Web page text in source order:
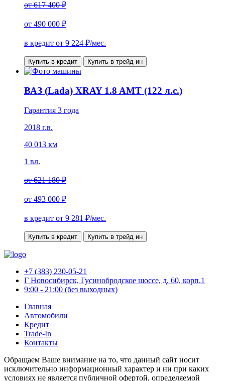
от617 400 ₽
от 490 000 ₽
в кредит от 9 224 ₽/мес.
Купить в кредит Купить в трейд ин
ВАЗ (Lada) XRAY 1.8 AMT (122 л.с.)
Гарантия 3 года
2018 г.в.
40 013 км
1 вл.
от621 180 ₽
от 493 000 ₽
в кредит от 9 281 ₽/мес.
Купить в кредит Купить в трейд ин
+7 (383) 230-05-21
Г Новосибирск, Гусинобродское шоссе, д. 60, корп.1
9:00 - 21:00 (без выходных)
Главная
Автомобили
Кредит
Trade-In
Контакты
Обращаем Ваше внимание на то, что данный сайт носит
исключительно информационный характер и ни при каких
условиях не является публичной офертой, определяемой